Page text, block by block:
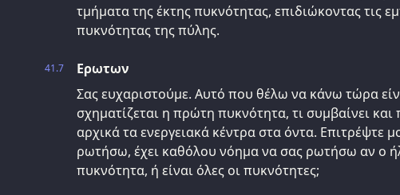
τμήματα της έκτης πυκνότητας, επιδιώκοντας τις
πυκνότητας της πύλης.
41.7
Ερωτων
Σας ευχαριστούμε. Αυτό που θέλω να κάνω τώρα
σχηματίζεται η πρώτη πυκνότητα, τι συμβαίνει
αρχικά τα ενεργειακά κέντρα στα όντα. Επιτρέψτε
ρωτήσω, έχει καθόλου νόημα να σας ρωτήσω αν ο
πυκνότητα, ή είναι όλες οι πυκνότητες;